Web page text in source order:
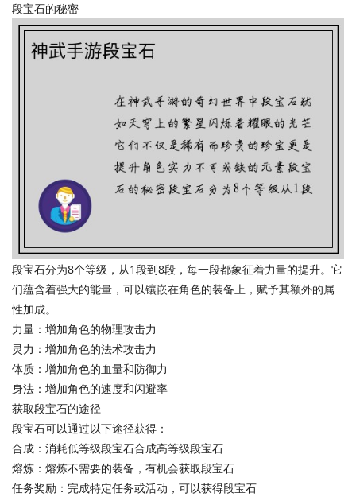
段宝石的秘密
段宝石分为8个等级，从1段到8段，每一段都象征着力量的提升。它
们蕴含着强大的能量，可以镶嵌在角色的装备上，赋予其额外的属
性加成。
力量：增加角色的物理攻击力
灵力：增加角色的法术攻击力
体质：增加角色的血量和防御力
身法：增加角色的速度和闪避率
获取段宝石的途径
段宝石可以通过以下途径获得：
合成：消耗低等级段宝石合成高等级段宝石
熔炼：熔炼不需要的装备，有机会获取段宝石
任务奖励：完成特定任务或活动，可以获得段宝石